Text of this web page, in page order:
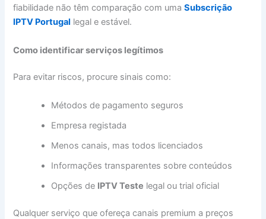
fiabilidade não têm comparação com umaSubscrição
IPTV Portugal legal e estável.
Como identificar serviços legítimos
Para evitar riscos, procure sinais como:
Métodos de pagamento seguros
Empresa registada
Menos canais, mas todos licenciados
Informações transparentes sobre conteúdos
Opções de IPTV Teste legal ou trial oficial
Qualquer serviço que ofereça canais premium a preços